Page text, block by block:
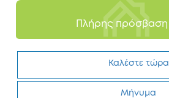
Πλήρης πρόσβαση
Καλέστε τώρα
Μήνυμα